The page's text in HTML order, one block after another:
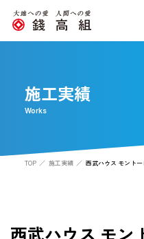
施工実績
Works
TOP 施工実績 西武ハウス モントー